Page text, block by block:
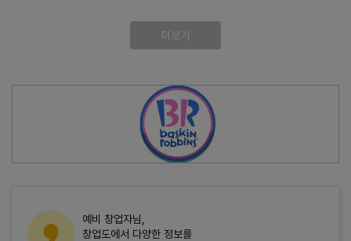
더보기
예비 창업자님,
창업도에서 다양한 정보를